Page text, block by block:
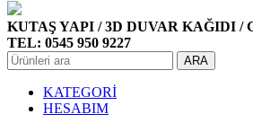
KUTAŞ YAPI / 3D DUVAR KAĞIDI /
TEL: 0545 950 9227
ARA
KATEGORİ
HESABIM